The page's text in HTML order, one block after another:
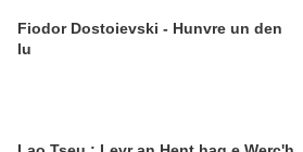
Fiodor Dostoievski - Hunvre un den
lu